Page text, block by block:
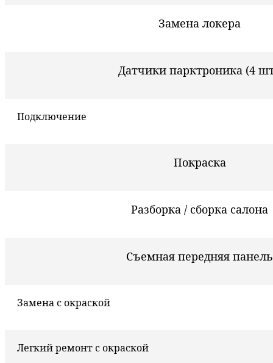
Замена локера
Датчики парктроника (4
Подключение
Покраска
Разборка / сборка салона
Съемная передняя панель
Замена с окраской
Легкий ремонт с окраской